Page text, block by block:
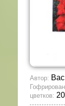
Автор:
цветков: